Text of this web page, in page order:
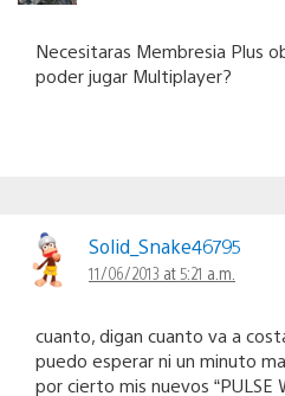
Necesitaras Membresia Plus
poder jugar Multiplayer?
Solid_Snake46795
11/06/2013 at 5:21 a.m.
cuanto, digan cuanto va a
puedo esperar ni un minuto
por cierto mis nuevos “PULSE